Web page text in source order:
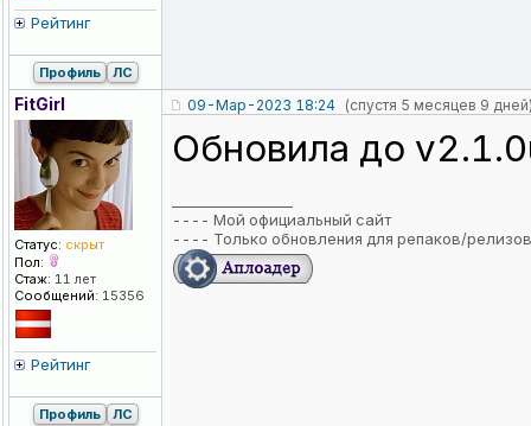
Рейтинг
Профиль ЛС
FitGirl
Статус: скрыт
Пол:
Стаж: 11 лет
Сообщений: 15356
Рейтинг
09-Мар-2023 18:24 (спустя 5 месяцев 9
Обновила до
---- Мой официальный сайт
---- Только обновления для репаков/релизов
Профиль ЛС